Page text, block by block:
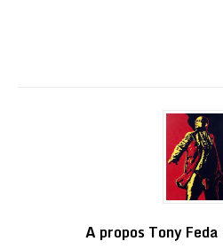
A propos Tony Feda